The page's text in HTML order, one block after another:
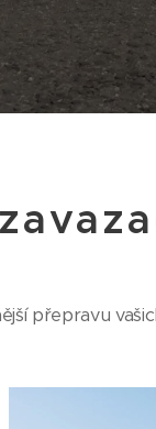
přepravu